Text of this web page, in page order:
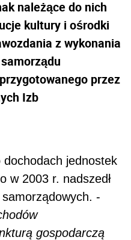
należące do nich
kultury i ośrodki
z wykonania
przez
Izb
jednostek
w 2003 r. nadszedł
-
gospodarczą